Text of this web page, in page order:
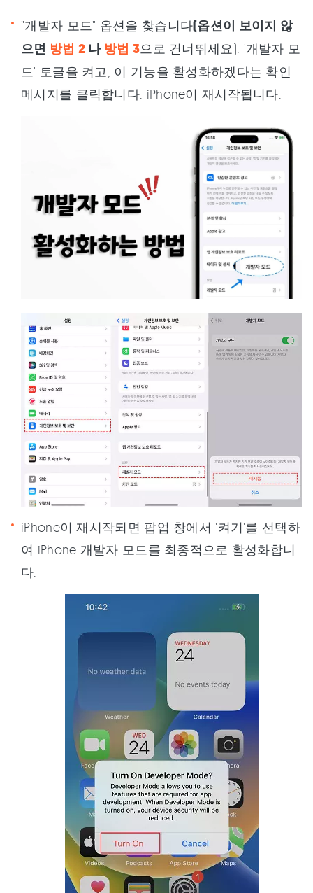
"개발자 모드" 옵션을 찾습니다(옵션이 보이지 않
으면 방법 2 나 방법 3으로 건너뛰세요). '개발자 모
드' 토글을 켜고, 이 기능을 활성화하겠다는 확인
메시지를 클릭합니다. iPhone이 재시작됩니다.
iPhone이 재시작되면 팝업 창에서 '켜기'를 선택하
여 iPhone 개발자 모드를 최종적으로 활성화합니
다.